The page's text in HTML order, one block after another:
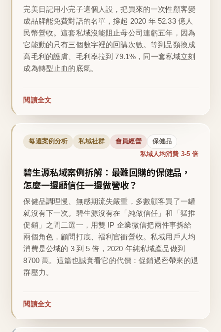
完美日記用小完子這個人設，把買來的一次性顧客變
成品牌能免費對話的名單，撐起 2020 年 52.33 億人
民幣營收。這套私域沒能阻止母公司連虧五年，因為
它能動的只有三個數字裡的回購次數。等到品類換成
高毛利的護膚、毛利率拉到 79.1%，同一套私域立刻
成為轉型止血的底氣。
閱讀全文
每週案例分析 私域社群 會員經營 保健品
私域人均消費 3-5 倍
碧生源私域案例拆解：最難回購的保健品，
怎麼一邊顧信任一邊做營收？
保健品調理慢、無感期流失嚴重，多數顧客買了一罐
就沒有下一次。碧生源沒有在「純做信任」和「猛推
促銷」之間二選一，用雙 IP 企業微信把兩件事拆給
兩個角色，顧問打底、福利官衝營收。私域用戶人均
消費是公域的 3 到 5 倍，2020 年純私域產品做到
8700 萬。這篇也誠實看它的代價：促銷過密帶來的退
群壓力。
閱讀全文